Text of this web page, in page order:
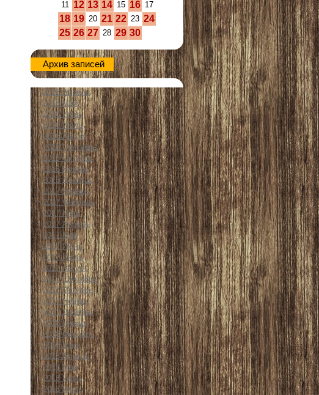
11 12 13 14 15 16 17
18 19 20 21 22 23 24
25 26 27 28 29 30
Архив записей
2016 Апрель
2016 Май
2016 Июнь
2016 Июль
2016 Август
2016 Сентябрь
2016 Октябрь
2016 Ноябрь
2016 Декабрь
2017 Январь
2017 Февраль
2017 Март
2017 Апрель
2017 Май
2017 Июнь
2017 Июль
2017 Август
2017 Сентябрь
2017 Октябрь
2017 Ноябрь
2017 Декабрь
2018 Январь
2018 Февраль
2018 Март
2018 Апрель
2018 Май
2018 Июнь
2018 Июль